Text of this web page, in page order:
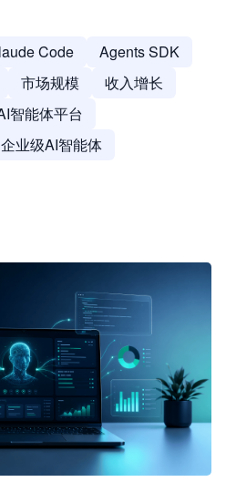
Code
Agents SDK
市场规模
收入增长
智能体平台
企业级AI智能体